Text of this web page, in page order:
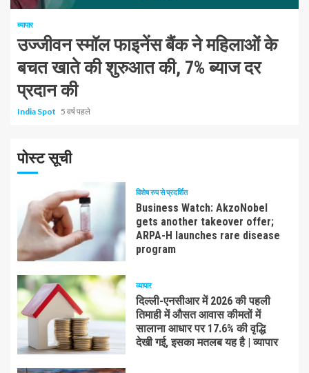
व्यापार
उज्जीवन स्मॉल फाइनेंस बैंक ने महिलाओं के
बचत खाते की शुरुआत की, 7% ब्याज दर
प्रदान की
India Spot 5 वर्ष पहले
पोस्ट सूची
विशेष रुप से प्रदर्शित
Business Watch: AkzoNobel
gets another takeover offer;
ARPA-H launches rare disease
program
व्यापार
दिल्ली-एनसीआर में 2026 की पहली
तिमाही में औसत आवास कीमतों में
सालाना आधार पर 17.6% की वृद्धि
देखी गई, इसका मतलब यह है | व्यापार